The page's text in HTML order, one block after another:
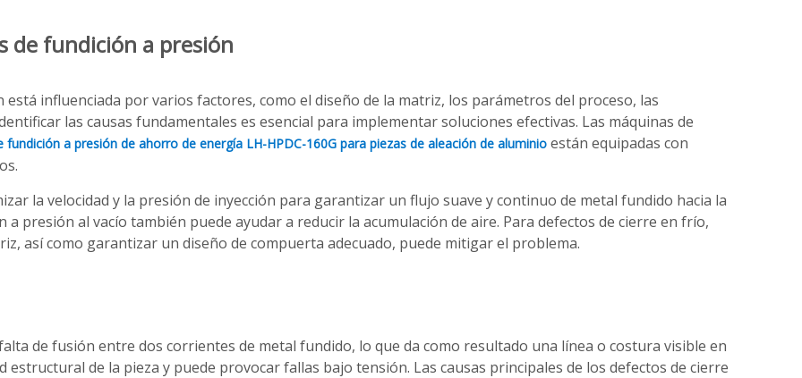
de fundición a presión
influenciada por varios factores, como el diseño de la matriz, los parámetros del proceso, las
las causas fundamentales es esencial para implementar soluciones efectivas. Las máquinas de
fundición a presión de ahorro de energía LH-HPDC-160G para piezas de aleación de aluminio están equipadas con
la velocidad y la presión de inyección para garantizar un flujo suave y continuo de metal fundido hacia la
a presión al vacío también puede ayudar a reducir la acumulación de aire. Para defectos de cierre en frío,
así como garantizar un diseño de compuerta adecuado, puede mitigar el problema.
de fusión entre dos corrientes de metal fundido, lo que da como resultado una línea o costura visible en
de la pieza y puede provocar fallas bajo tensión. Las causas principales de los defectos de cierre